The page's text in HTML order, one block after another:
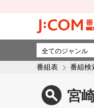
番組表 番組検
宮